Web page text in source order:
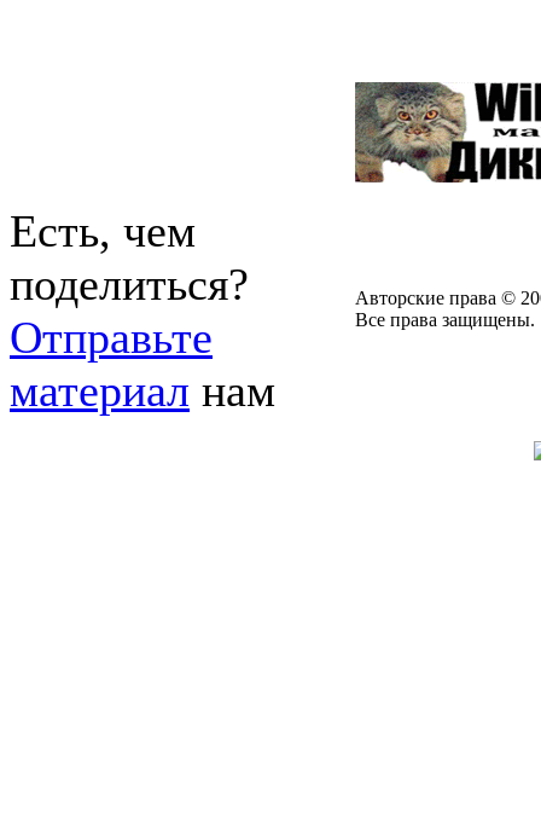
Есть, чем
поделиться?
Отправьте
материал нам
Авторские права ©
Все права защищены.